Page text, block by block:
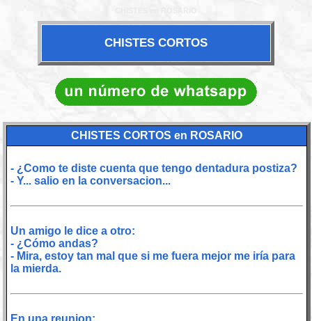
CHISTES CORTOS
CHISTES CORTOS en ROSARIO
- ¿Como te diste cuenta que tengo dentadura postiza?
- Y... salio en la conversacion...
Un amigo le dice a otro:
- ¿Cómo andas?
- Mira, estoy tan mal que si me fuera mejor me iría para
la mierda.
En una reunion: